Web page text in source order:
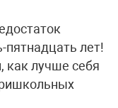
лет!
как лучше себя